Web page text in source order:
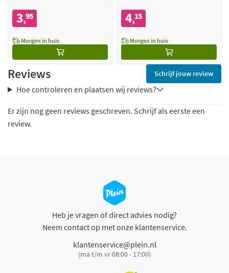
3,95
Morgen in huis
4,15
Morgen in huis
Reviews Schrijf jouw review
Hoe controleren en plaatsen wij reviews?
Er zijn nog geen reviews geschreven. Schrijf als eerste een
review.
Heb je vragen of direct advies nodig?
Neem contact op met onze klantenservice.
klantenservice@plein.nl
(ma t/m vr 08:00 - 17:00)